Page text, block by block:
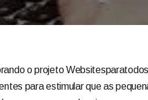
o projeto
para estimular que as